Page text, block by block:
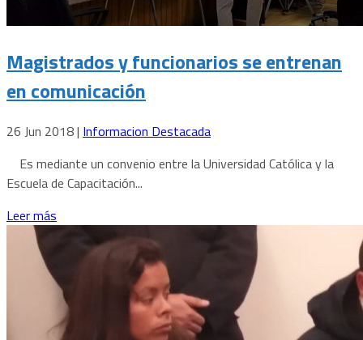
Magistrados y funcionarios se entrenan
en comunicación
26 Jun 2018| Informacion Destacada
Es mediante un convenio entre la Universidad Católica y la
Escuela de Capacitación...
Leer más